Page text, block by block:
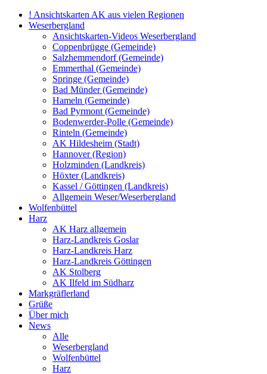
! Ansichtskarten AK aus vielen Regionen
Weserbergland
Ansichtskarten-Videos Weserbergland
Coppenbrügge (Gemeinde)
Salzhemmendorf (Gemeinde)
Emmerthal (Gemeinde)
Springe (Gemeinde)
Bad Münder (Gemeinde)
Hameln (Gemeinde)
Bad Pyrmont (Gemeinde)
Bodenwerder-Polle (Gemeinde)
Rinteln (Gemeinde)
AK Hildesheim (Stadt)
Hannover (Region)
Holzminden (Landkreis)
Höxter (Landkreis)
Kassel / Göttingen (Landkreis)
Allgemein Weser/Weserbergland
Wolfenbüttel
Harz
AK Harz allgemein
Harz-Landkreis Goslar
Harz-Landkreis Harz
Harz-Landkreis Göttingen
AK Stolberg
AK Ilfeld im Südharz
Markgräflerland
Grüße
Über mich
News
Alle
Weserbergland
Wolfenbüttel
Harz